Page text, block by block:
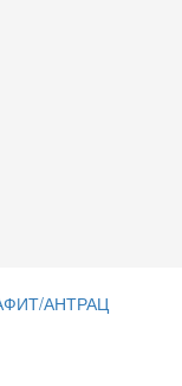
АНТРАЦ